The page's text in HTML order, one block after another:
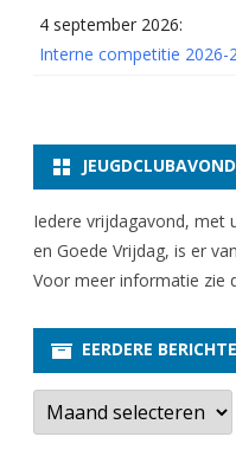
d
.
2
4 september 2026:
Interne competitie 2026-
JEUGDCLUBAVOND
Iedere vrijdagavond, met
en Goede Vrijdag, is er
Voor meer informatie zie
EERDERE
E
r